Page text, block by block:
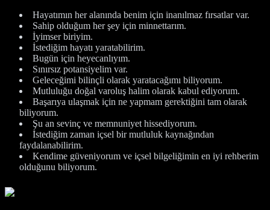
Hayatımın her alanında benim için inanılmaz fırsatlar var.
Sahip olduğum her şey için minnettarım.
İyimser biriyim.
İstediğim hayatı yaratabilirim.
Bugün için heyecanlıyım.
Sınırsız potansiyelim var.
Geleceğimi bilinçli olarak yaratacağımı biliyorum.
Mutluluğu doğal varoluş halim olarak kabul ediyorum.
Başarıya ulaşmak için ne yapmam gerektiğini tam olarak
biliyorum.
Şu an sevinç ve memnuniyet hissediyorum.
İstediğim zaman içsel bir mutluluk kaynağından
faydalanabilirim.
Kendime güveniyorum ve içsel bilgeliğimin en iyi rehberim
olduğunu biliyorum.